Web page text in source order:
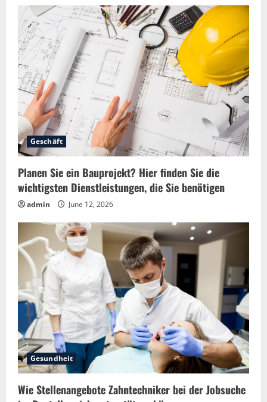
Geschäft
Planen Sie ein Bauprojekt? Hier finden Sie die
wichtigsten Dienstleistungen, die Sie benötigen
admin June 12, 2026
Gesundheit
Wie Stellenangebote Zahntechniker bei der Jobsuche